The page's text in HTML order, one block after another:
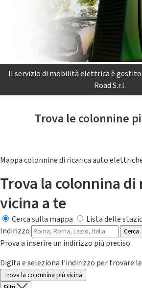
Il servizio di mobilità elettrica è gestito
Road S.r.l.
Trova le colonnine
Mappa colonnine di ricarica auto
Trova la colonnina di
vicina a te
Cerca sulla mappa
Lista delle
Indirizzo
Cerca
Prova a inserire un indirizzo più preciso.
Digita e seleziona l'indirizzo per trovare
Trova la colonnina piú vicina